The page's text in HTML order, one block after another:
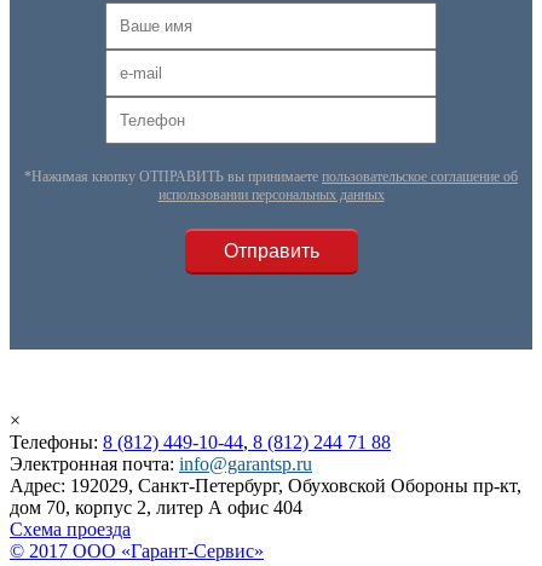
*Нажимая кнопку ОТПРАВИТЬ вы принимаете пользовательское соглашение об
использовании персональных данных
×
Телефоны: 8 (812) 449-10-44, 8 (812) 244 71 88
Электронная почта: info@garantsp.ru
Адрес: 192029, Санкт-Петербург, Обуховской Обороны пр-кт,
дом 70, корпус 2, литер А офис 404
Схема проезда
© 2017 ООО «Гарант-Сервис»